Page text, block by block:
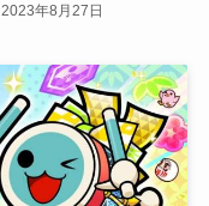
2023年8月27日